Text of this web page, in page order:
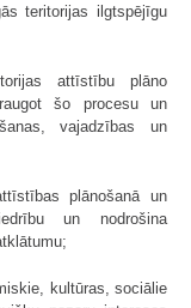
teritorijas ilgtspējīgu
attīstību plāno
šo procesu un
vajadzības un
plānošanā un
un nodrošina
kultūras, sociālie